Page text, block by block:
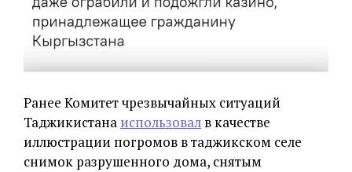
Ранее Комитет чрезвычайных ситуаций
Таджикистана использовал в качестве
иллюстрации погромов в таджикском селе
снимок разрушенного дома, снятым